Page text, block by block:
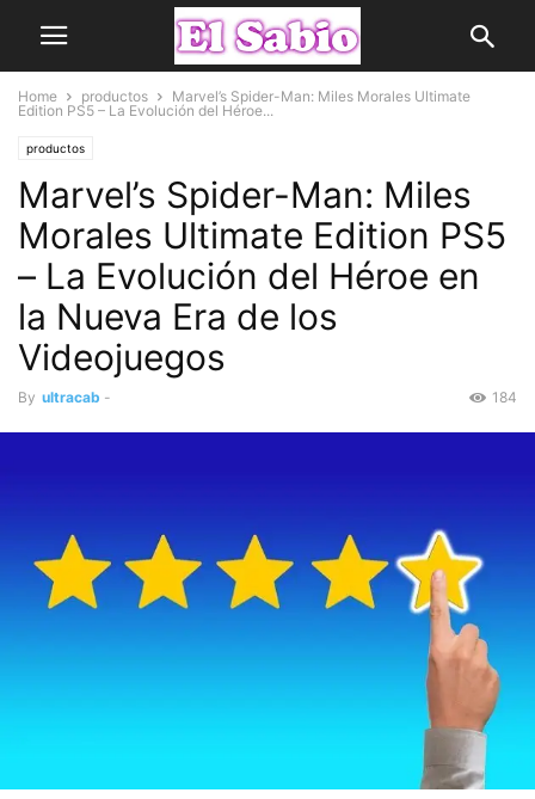
Home productos
Marvel’s Spider-Man: Miles Morales Ultimate
Edition PS5 – La Evolución del Héroe...
productos
Marvel’s Spider-Man: Miles
Morales Ultimate Edition PS5
– La Evolución del Héroe en
la Nueva Era de los
Videojuegos
By ultracab - 184